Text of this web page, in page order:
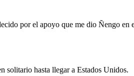
por el apoyo que me dio Ñengo en
solitario hasta llegar a Estados Unidos.